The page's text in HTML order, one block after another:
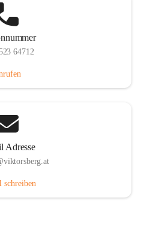
64712
Adresse
schreiben